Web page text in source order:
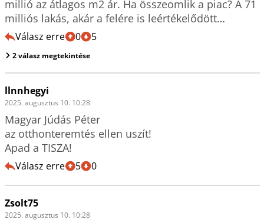
millió az átlagos m2 ár. Ha összeomlik a piac? A 71
milliós lakás, akár a felére is leértékelődött…
Válasz erre 0 5
2 válasz megtekintése
llnnhegyi
2025. augusztus 10. 10:28
Magyar Júdás Péter
az otthonteremtés ellen uszít!
Apad a TISZA!
Válasz erre 5 0
Zsolt75
2025. augusztus 10. 10:28